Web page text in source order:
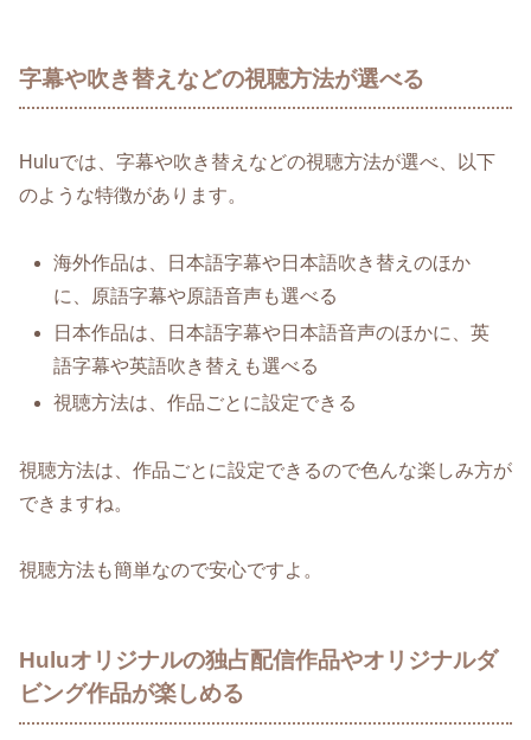
字幕や吹き替えなどの視聴方法が選べる
Huluでは、字幕や吹き替えなどの視聴方法が選べ、以下
のような特徴があります。
海外作品は、日本語字幕や日本語吹き替えのほか
に、原語字幕や原語音声も選べる
日本作品は、日本語字幕や日本語音声のほかに、英
語字幕や英語吹き替えも選べる
視聴方法は、作品ごとに設定できる
視聴方法は、作品ごとに設定できるので色んな楽しみ方が
できますね。
視聴方法も簡単なので安心ですよ。
Huluオリジナルの独占配信作品やオリジナルダ
ビング作品が楽しめる